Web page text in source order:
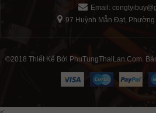
Email:
97 Huỳnh Mẫn Đạt, Phường
©2018 Thiết Kế Bởi PhuTungThaiLan.Com.